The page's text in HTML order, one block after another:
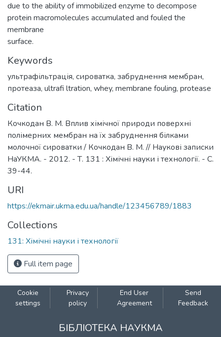
due to the ability of immobilized enzyme to decompose
protein macromolecules accumulated and fouled the
membrane
surface.
Keywords
ультрафільтрація, сироватка, забруднення мембран,
протеаза, ultrafi ltration, whey, membrane fouling, protease
Citation
Кочкодан В. М. Вплив хімічної природи поверхні
полімерних мембран на їх забруднення білками
молочної сироватки / Кочкодан В. М. // Наукові записки
НаУКМА. - 2012. - Т. 131 : Хімічні науки і технології. - С.
39-44.
URI
https://ekmair.ukma.edu.ua/handle/123456789/1883
Collections
131: Хімічні науки і технології
Full item page
Cookie
settings
Privacy
policy
End User
Agreement
Send
Feedback
БІБЛІОТЕКА НАУКМА